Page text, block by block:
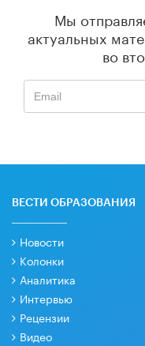
Мы
актуальных
во
ВЕСТИ ОБРАЗОВАНИЯ
Новости
Колонки
Аналитика
Интервью
Рецензии
Видео